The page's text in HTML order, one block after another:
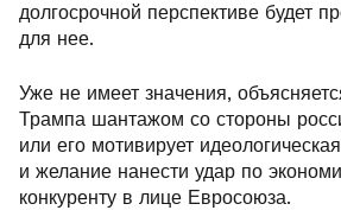
долгосрочной перспективе будет
для нее.
Уже не имеет значения,
Трампа шантажом со стороны
или его мотивирует
и желание нанести удар по
конкуренту в лице Евросоюза.